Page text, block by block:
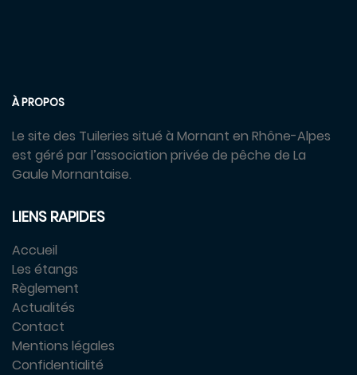
À PROPOS
Le site des Tuileries situé à Mornant en Rhône-Alpes
est géré par l’association privée de pêche de La
Gaule Mornantaise.
LIENS RAPIDES
Accueil
Les étangs
Règlement
Actualités
Contact
Mentions légales
Confidentialité